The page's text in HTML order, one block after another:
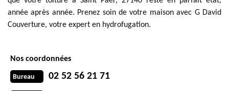
année après année. Prenez soin de votre maison avec G David
Couverture, votre expert en hydrofugation.
Nos coordonnées
Bureau 02 52 56 21 71